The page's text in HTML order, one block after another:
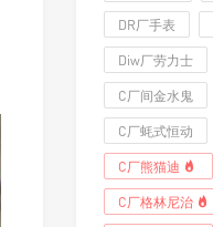
DR厂手表
Diw厂劳力士
C厂间金水鬼
C厂蚝式恒动
C厂熊猫迪
C厂格林尼治